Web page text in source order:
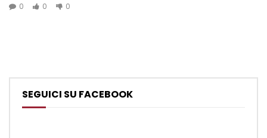
0
0 0
SEGUICI SU FACEBOOK